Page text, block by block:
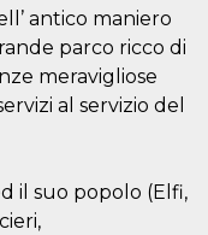
antico maniero
parco ricco di
meravigliose
al servizio del
il suo popolo (Elfi,
Script.com
service to
remember
cookie
consent
preferences.
Script.com
cookie